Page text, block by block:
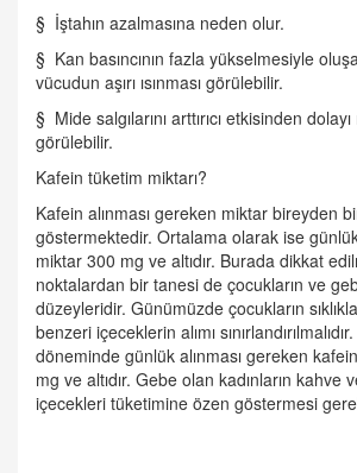
§ İştahın azalmasına neden olur.
§ Kan basıncının fazla yükselmesiyle
vücudun aşırı ısınması görülebilir.
§ Mide salgılarını arttırıcı etkisinden
görülebilir.
Kafein tüketim miktarı?
Kafein alınması gereken miktar bireyden
göstermektedir. Ortalama olarak ise
miktar 300 mg ve altıdır. Burada dikkat
noktalardan bir tanesi de çocukların ve
düzeyleridir. Günümüzde çocukların
benzeri içeceklerin alımı
döneminde günlük alınması gereken
mg ve altıdır. Gebe olan kadınların kahve
içecekleri tüketimine özen göstermesi